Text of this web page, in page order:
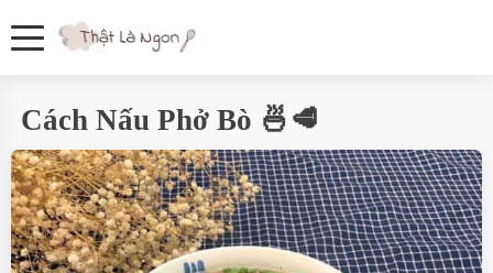
Cách Nấu Phở Bò 🍜🥩